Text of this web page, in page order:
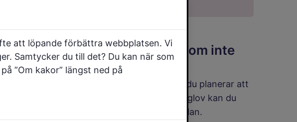
av
Anmäl åtgärd som inte
kräver bygglov
Även om de åtgärder du planerar att
utföra inte kräver bygglov kan du
behöva göra en anmälan.
att löpande förbättra webbplatsen. Vi
Samtycker du till det? Du kan när som
”Om kakor” längst ned på